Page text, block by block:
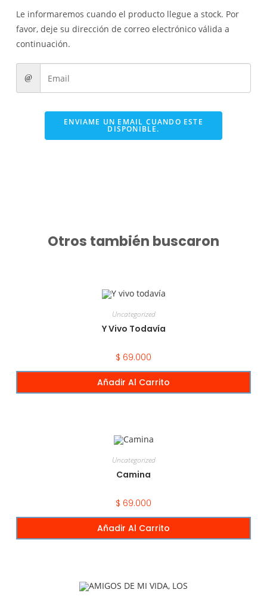
Le informaremos cuando el producto llegue a stock. Por
favor, deje su dirección de correo electrónico válida a
continuación.
ENVIAME UN EMAIL CUANDO ESTE
DISPONIBLE.
Otros también buscaron
Uncategorized
Y Vivo Todavía
$ 69.000
Añadir Al Carrito
Uncategorized
Camina
$ 69.000
Añadir Al Carrito